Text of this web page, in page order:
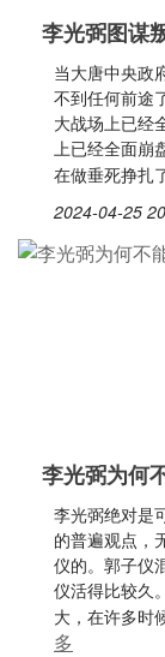
李光弼图谋
当大唐中央政
不到任何前途
大战场上已经
上已经全面崩
在做垂死挣扎
2024-04-25
李光弼为何
李光弼绝对是
的普遍观点，
仪的。郭子仪
仪活得比较久
大，在许多时
多